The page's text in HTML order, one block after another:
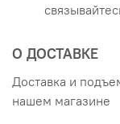
О ДОСТАВКЕ
Доставка и
нашем магазине